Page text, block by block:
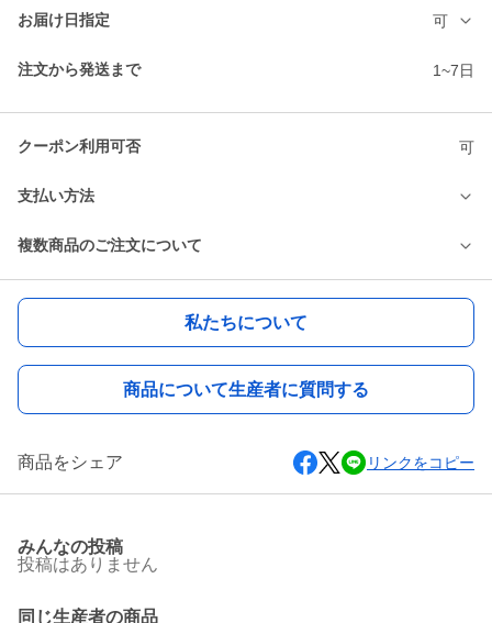
お届け日指定 可
注文から発送まで 1~7日
クーポン利用可否 可
支払い方法
複数商品のご注文について
私たちについて
商品について生産者に質問する
商品をシェア リンクをコピー
みんなの投稿
投稿はありません
同じ生産者の商品